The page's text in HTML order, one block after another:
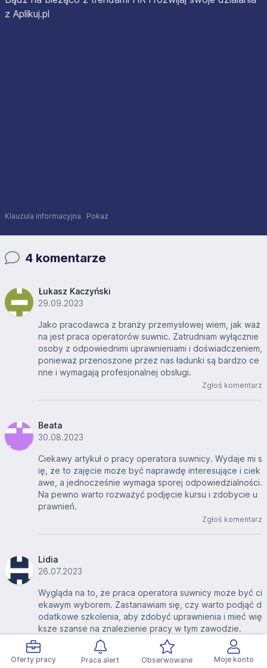
Oferty pracy Praca alert Obserwowane Moje konto
z Aplikuj.pl
Klauzula informacyjna Pokaż
4 komentarze
Łukasz Kaczyński
29.09.2023
Jako pracodawca z branży przemysłowej wiem, jak waż
na jest praca operatorów suwnic. Zatrudniam wyłącznie
osoby z odpowiednimi uprawnieniami i doświadczeniem,
ponieważ przenoszone przez nas ładunki są bardzo ce
nne i wymagają profesjonalnej obsługi.
Zgłoś komentarz
Beata
30.08.2023
Ciekawy artykuł o pracy operatora suwnicy. Wydaje mi s
ię, że to zajęcie może być naprawdę interesujące i ciek
awe, a jednocześnie wymaga sporej odpowiedzialności.
Na pewno warto rozważyć podjęcie kursu i zdobycie u
prawnień.
Zgłoś komentarz
Lidia
26.07.2023
Wygląda na to, że praca operatora suwnicy może być ci
ekawym wyborem. Zastanawiam się, czy warto podjąć d
odatkowe szkolenia, aby zdobyć uprawnienia i mieć wię
ksze szanse na znalezienie pracy w tym zawodzie.
Zgłoś komentarz